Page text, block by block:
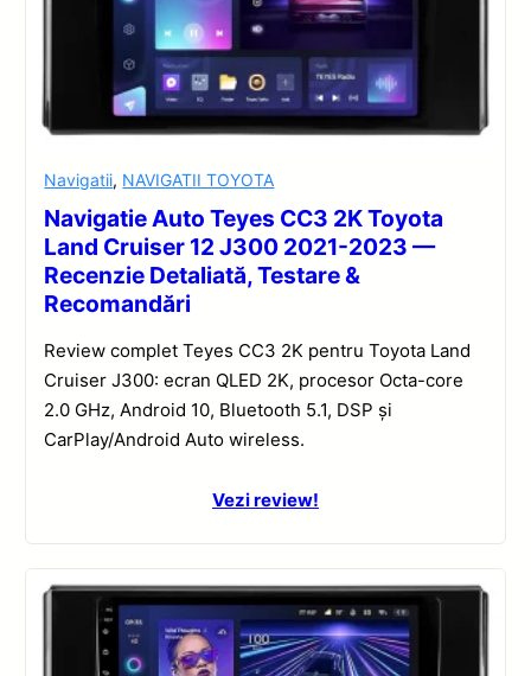
Navigatii, NAVIGATII TOYOTA
Navigatie Auto Teyes CC3 2K Toyota
Land Cruiser 12 J300 2021-2023 —
Recenzie Detaliată, Testare &
Recomandări
Review complet Teyes CC3 2K pentru Toyota Land
Cruiser J300: ecran QLED 2K, procesor Octa-core
2.0 GHz, Android 10, Bluetooth 5.1, DSP și
CarPlay/Android Auto wireless.
Vezi review!